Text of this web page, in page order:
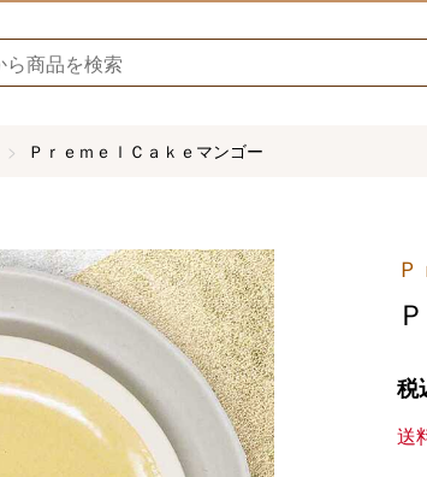
ＰｒｅｍｅｌＣａｋｅマンゴー
税
送